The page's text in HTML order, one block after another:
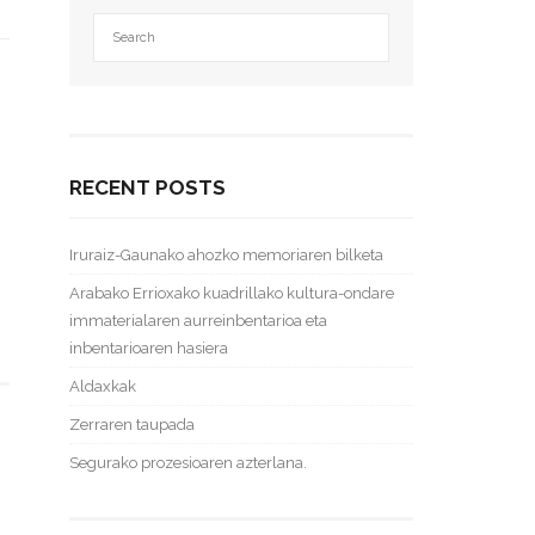
RECENT POSTS
Iruraiz-Gaunako ahozko memoriaren bilketa
Arabako Errioxako kuadrillako kultura-ondare
immaterialaren aurreinbentarioa eta
inbentarioaren hasiera
Aldaxkak
Zerraren taupada
Segurako prozesioaren azterlana.